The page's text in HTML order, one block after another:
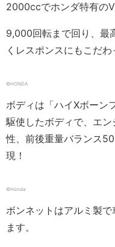
2000ccでホンダ特有の
9,000回転まで回り、最
くレスポンスにもこだ
©HONDA
ボディは「ハイXボーン
駆使したボディで、エ
性、前後重量バランス
現！
©Honda
ボンネットはアルミ製
ます。